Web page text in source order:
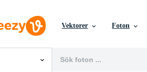
Vektorer Foton